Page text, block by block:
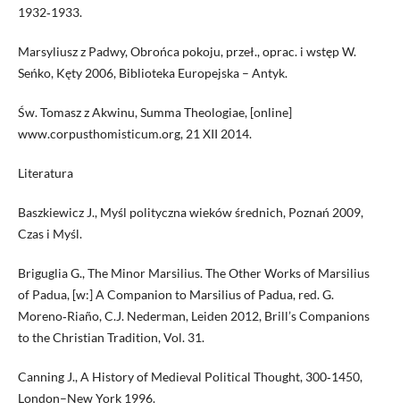
1932‑1933.
Marsyliusz z Padwy, Obrońca pokoju, przeł., oprac. i wstęp W.
Seńko, Kęty 2006, Biblioteka Europejska – Antyk.
Św. Tomasz z Akwinu, Summa Theologiae, [online]
www.corpusthomisticum.org, 21 XII 2014.
Literatura
Baszkiewicz J., Myśl polityczna wieków średnich, Poznań 2009,
Czas i Myśl.
Briguglia G., The Minor Marsilius. The Other Works of Marsilius
of Padua, [w:] A Companion to Marsilius of Padua, red. G.
Moreno‑Riaño, C.J. Nederman, Leiden 2012, Brill’s Companions
to the Christian Tradition, Vol. 31.
Canning J., A History of Medieval Political Thought, 300‑1450,
London–New York 1996.